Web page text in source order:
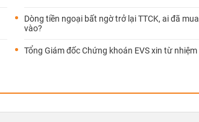
Dòng tiền ngoại bất ngờ trở lại TTCK, ai đã mua
vào?
Tổng Giám đốc Chứng khoán EVS xin từ nhiệm